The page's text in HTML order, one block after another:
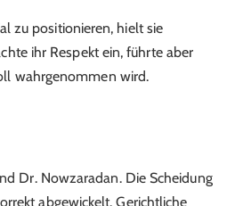
zu positionieren, hielt sie
ihr Respekt ein, führte aber
wahrgenommen wird.
Dr. Nowzaradan. Die Scheidung
abgewickelt. Gerichtliche